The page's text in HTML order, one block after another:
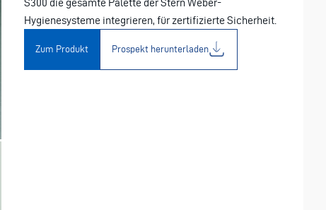
Hygienesysteme integrieren, für zertifizierte Sicherheit.
Zum Produkt Prospekt herunterladen